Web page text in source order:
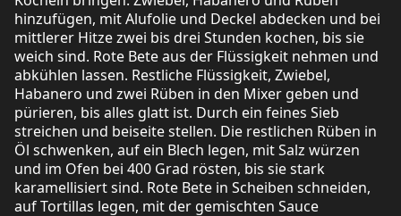
hinzufügen, mit Alufolie und Deckel abdecken und bei
mittlerer Hitze zwei bis drei Stunden kochen, bis sie
weich sind. Rote Bete aus der Flüssigkeit nehmen und
abkühlen lassen. Restliche Flüssigkeit, Zwiebel,
Habanero und zwei Rüben in den Mixer geben und
pürieren, bis alles glatt ist. Durch ein feines Sieb
streichen und beiseite stellen. Die restlichen Rüben in
Öl schwenken, auf ein Blech legen, mit Salz würzen
und im Ofen bei 400 Grad rösten, bis sie stark
karamellisiert sind. Rote Bete in Scheiben schneiden,
auf Tortillas legen, mit der gemischten Sauce